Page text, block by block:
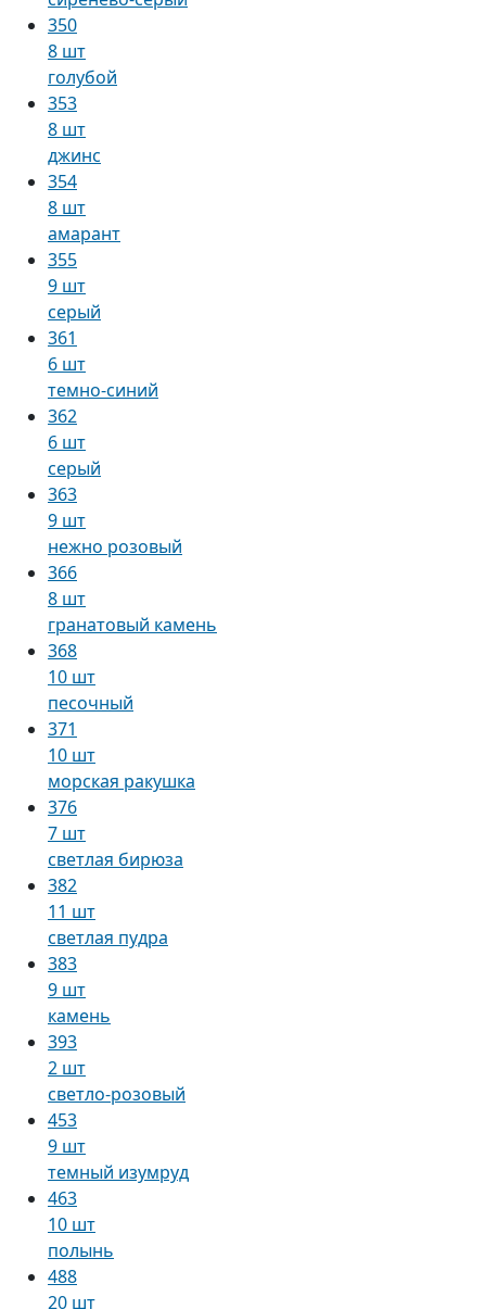
350
8 шт
голубой
353
8 шт
джинс
354
8 шт
амарант
355
9 шт
серый
361
6 шт
темно-синий
362
6 шт
серый
363
9 шт
нежно розовый
366
8 шт
гранатовый камень
368
10 шт
песочный
371
10 шт
морская ракушка
376
7 шт
светлая бирюза
382
11 шт
светлая пудра
383
9 шт
камень
393
2 шт
светло-розовый
453
9 шт
темный изумруд
463
10 шт
полынь
488
20 шт